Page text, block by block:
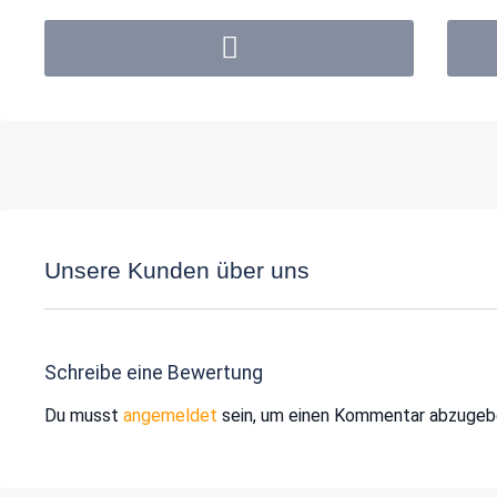
Unsere Kunden über uns
Schreibe eine Bewertung
Du musst angemeldet sein, um einen Kommentar